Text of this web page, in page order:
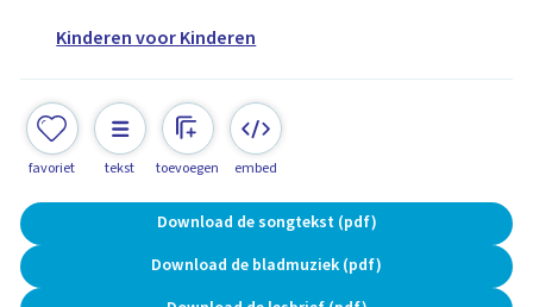
Kinderen voor Kinderen
favoriet tekst toevoegen embed
Download de songtekst (pdf)
Download de bladmuziek (pdf)